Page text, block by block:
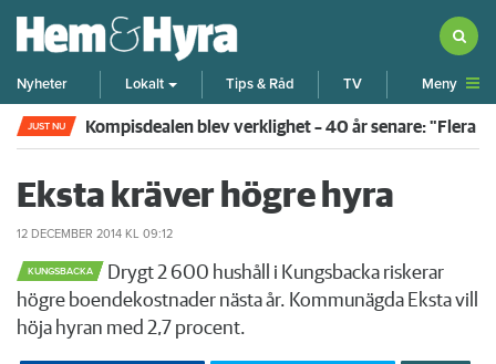
Nyheter Lokalt Tips & Råd TV Meny
JUST NU Kompisdealen blev verklighet – 40 år senare: "Flera
Eksta kräver högre hyra
12 DECEMBER 2014 KL 09:12
KUNGSBACKA
Drygt 2 600 hushåll i Kungsbacka riskerar
högre boendekostnader nästa år. Kommunägda Eksta vill
höja hyran med 2,7 procent.